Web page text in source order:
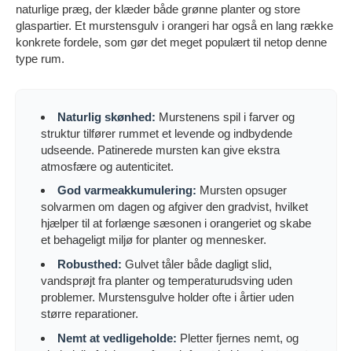
naturlige præg, der klæder både grønne planter og store
glaspartier. Et murstensgulv i orangeri har også en lang række
konkrete fordele, som gør det meget populært til netop denne
type rum.
Naturlig skønhed: Murstenens spil i farver og
struktur tilfører rummet et levende og indbydende
udseende. Patinerede mursten kan give ekstra
atmosfære og autenticitet.
God varmeakkumulering: Mursten opsuger
solvarmen om dagen og afgiver den gradvist, hvilket
hjælper til at forlænge sæsonen i orangeriet og skabe
et behageligt miljø for planter og mennesker.
Robusthed: Gulvet tåler både dagligt slid,
vandsprøjt fra planter og temperaturudsving uden
problemer. Murstensgulve holder ofte i årtier uden
større reparationer.
Nemt at vedligeholde: Pletter fjernes nemt, og